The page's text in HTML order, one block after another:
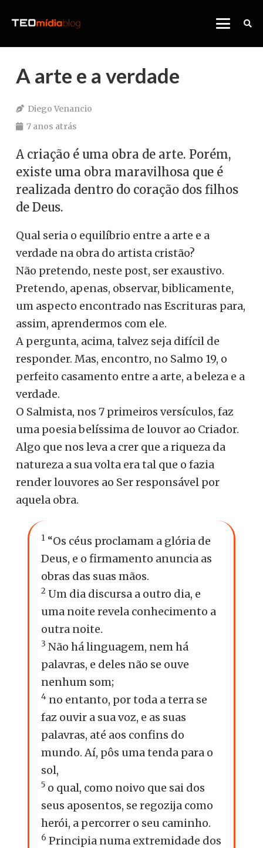
A arte e a verdade
Diego Venancio
7 anos atrás
A criação é uma obra de arte. Porém,
existe uma obra maravilhosa que é
realizada dentro do coração dos filhos
de Deus.
Qual seria o equilíbrio entre a arte e a
verdade na obra do artista cristão?
Não pretendo, neste post, ser exaustivo.
Pretendo, apenas, observar, biblicamente,
um aspecto encontrado nas Escrituras para,
assim, aprendermos com ele.
A pergunta, acima, talvez seja difícil de
responder. Mas, encontro, no Salmo 19, o
perfeito casamento entre a arte, a beleza e a
verdade.
O Salmista, nos 7 primeiros versículos, faz
uma poesia belíssima de louvor ao Criador.
Algo que nos leva a crer que a riqueza da
natureza a sua volta era tal que o fazia
render louvores ao Ser responsável por
aquela obra.
1 “Os céus proclamam a glória de
Deus, e o firmamento anuncia as
obras das suas mãos.
2 Um dia discursa a outro dia, e
uma noite revela conhecimento a
outra noite.
3 Não há linguagem, nem há
palavras, e deles não se ouve
nenhum som;
4 no entanto, por toda a terra se
faz ouvir a sua voz, e as suas
palavras, até aos confins do
mundo. Aí, pôs uma tenda para o
sol,
5 o qual, como noivo que sai dos
seus aposentos, se regozija como
herói, a percorrer o seu caminho.
6 Principia numa extremidade dos